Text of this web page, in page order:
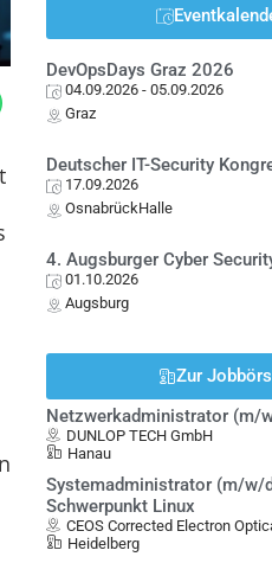
DevOpsDays Graz 2026
04.09.2026 - 05.09.2026
Graz
Deutscher IT-Security
17.09.2026
OsnabrückHalle
4. Augsburger Cyber
01.10.2026
Augsburg
Zur
Netzwerkadministrator (m/
DUNLOP TECH GmbH
Hanau
Systemadministrator (m/w/
Schwerpunkt Linux
CEOS Corrected Electron
Heidelberg